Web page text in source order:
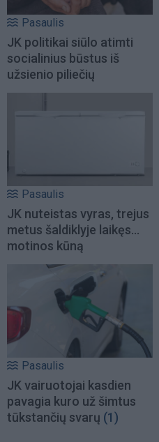
Pasaulis
JK politikai siūlo atimti
socialinius būstus iš
užsienio piliečių
Pasaulis
JK nuteistas vyras, trejus
metus šaldiklyje laikęs...
motinos kūną
Pasaulis
JK vairuotojai kasdien
pavagia kuro už šimtus
tūkstančių svarų (1)